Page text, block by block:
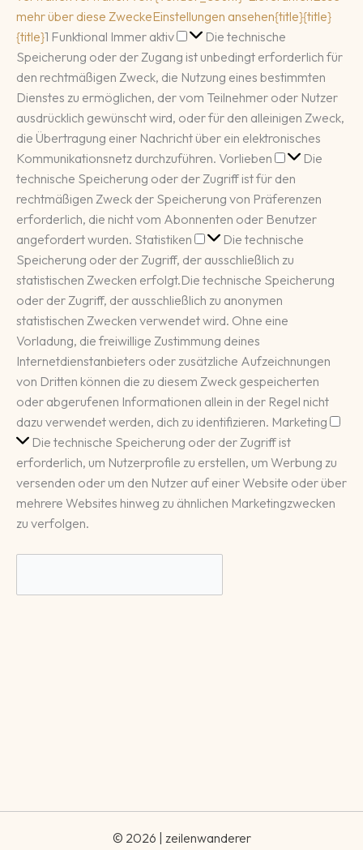
mehr über diese ZweckeEinstellungen ansehen{title}{title}
{title}1 Funktional Immer aktiv Funktional
Die technische
Speicherung oder der Zugang ist unbedingt erforderlich für
den rechtmäßigen Zweck, die Nutzung eines bestimmten
Dienstes zu ermöglichen, der vom Teilnehmer oder Nutzer
ausdrücklich gewünscht wird, oder für den alleinigen Zweck,
die Übertragung einer Nachricht über ein elektronisches
Kommunikationsnetz durchzuführen. Vorlieben Vorlieben
Die
technische Speicherung oder der Zugriff ist für den
rechtmäßigen Zweck der Speicherung von Präferenzen
erforderlich, die nicht vom Abonnenten oder Benutzer
angefordert wurden. Statistiken Statistiken
Die technische
Speicherung oder der Zugriff, der ausschließlich zu
statistischen Zwecken erfolgt.Die technische Speicherung
oder der Zugriff, der ausschließlich zu anonymen
statistischen Zwecken verwendet wird. Ohne eine
Vorladung, die freiwillige Zustimmung deines
Internetdienstanbieters oder zusätzliche Aufzeichnungen
von Dritten können die zu diesem Zweck gespeicherten
oder abgerufenen Informationen allein in der Regel nicht
dazu verwendet werden, dich zu identifizieren. Marketing
Die technische Speicherung oder der Zugriff ist
erforderlich, um Nutzerprofile zu erstellen, um Werbung zu
versenden oder um den Nutzer auf einer Website oder über
mehrere Websites hinweg zu ähnlichen Marketingzwecken
zu verfolgen.
© 2026 | zeilenwanderer